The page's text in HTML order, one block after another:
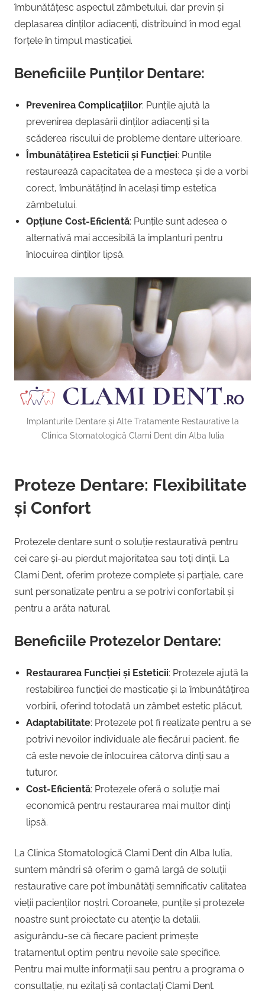
îmbunătățesc aspectul zâmbetului, dar previn și
deplasarea dinților adiacenți, distribuind în mod egal
forțele în timpul masticației.
Beneficiile Punților Dentare:
Prevenirea Complicațiilor: Punțile ajută la
prevenirea deplasării dinților adiacenți și la
scăderea riscului de probleme dentare ulterioare.
Îmbunătățirea Esteticii și Funcției: Punțile
restaurează capacitatea de a mesteca și de a vorbi
corect, îmbunătățind în același timp estetica
zâmbetului.
Opțiune Cost-Eficientă: Punțile sunt adesea o
alternativă mai accesibilă la implanturi pentru
înlocuirea dinților lipsă.
Implanturile Dentare și Alte Tratamente Restaurative la
Clinica Stomatologică Clami Dent din Alba Iulia
Proteze Dentare: Flexibilitate
și Confort
Protezele dentare sunt o soluție restaurativă pentru
cei care și-au pierdut majoritatea sau toți dinții. La
Clami Dent, oferim proteze complete și parțiale, care
sunt personalizate pentru a se potrivi confortabil și
pentru a arăta natural.
Beneficiile Protezelor Dentare:
Restaurarea Funcției și Esteticii: Protezele ajută la
restabilirea funcției de masticație și la îmbunătățirea
vorbirii, oferind totodată un zâmbet estetic plăcut.
Adaptabilitate: Protezele pot fi realizate pentru a se
potrivi nevoilor individuale ale fiecărui pacient, fie
că este nevoie de înlocuirea câtorva dinți sau a
tuturor.
Cost-Eficientă: Protezele oferă o soluție mai
economică pentru restaurarea mai multor dinți
lipsă.
La Clinica Stomatologică Clami Dent din Alba Iulia,
suntem mândri să oferim o gamă largă de soluții
restaurative care pot îmbunătăți semnificativ calitatea
vieții pacienților noștri. Coroanele, punțile și protezele
noastre sunt proiectate cu atenție la detalii,
asigurându-se că fiecare pacient primește
tratamentul optim pentru nevoile sale specifice.
Pentru mai multe informații sau pentru a programa o
consultație, nu ezitați să contactați Clami Dent.